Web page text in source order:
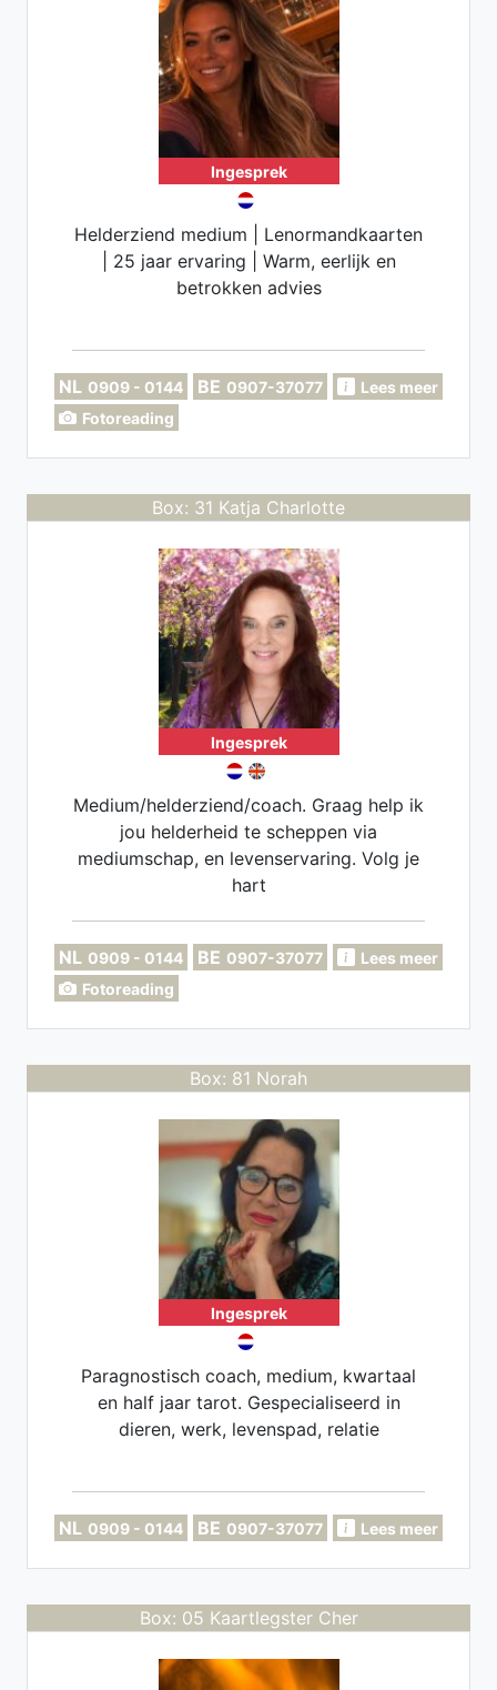
Ingesprek
Helderziend medium | Lenormandkaarten
| 25 jaar ervaring | Warm, eerlijk en
betrokken advies
NL 0909 - 0144 BE 0907-37077
Lees meer
Fotoreading
Box: 31 Katja Charlotte
Ingesprek
Medium/helderziend/coach. Graag help ik
jou helderheid te scheppen via
mediumschap, en levenservaring. Volg je
hart
NL 0909 - 0144 BE 0907-37077
Lees meer
Fotoreading
Box: 81 Norah
Ingesprek
Paragnostisch coach, medium, kwartaal
en half jaar tarot. Gespecialiseerd in
dieren, werk, levenspad, relatie
NL 0909 - 0144 BE 0907-37077 Lees meer
Box: 05 Kaartlegster Cher